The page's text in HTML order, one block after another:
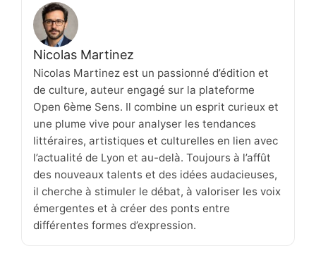
Nicolas Martinez
Nicolas Martinez est un passionné d’édition et
de culture, auteur engagé sur la plateforme
Open 6ème Sens. Il combine un esprit curieux et
une plume vive pour analyser les tendances
littéraires, artistiques et culturelles en lien avec
l’actualité de Lyon et au-delà. Toujours à l’affût
des nouveaux talents et des idées audacieuses,
il cherche à stimuler le débat, à valoriser les voix
émergentes et à créer des ponts entre
différentes formes d’expression.